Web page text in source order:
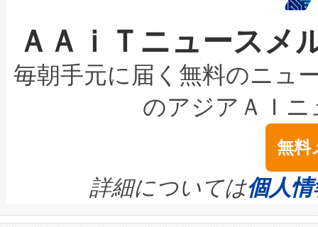
取得できる可能性もあります
設には、3億～4億ドルかか
最高経営責任者（CEO）であ
す。「当社のfully-connected
ームを利用すれば、6,000万
きます。この効率性は、フェ
限を超えて利用可能な電力容
持できるよう貢献します。こ
ービスレベル契約（SLA）違
テリー性能の劣化によるダウ
念は、現在データセンターが
ます。 Voltaiq provides a
quality and reliability for AI
BESS stack to ensure battery
なレーザースポットにより、
な環境下でも豊かなディテー
キロメートル範囲を検出
LiDAR for Inspections,
は1535 nmレーザーを搭載。
イズの小径化を実現すること
す。ノーマルモードでは、
ートル先まで検出でき、これ
ＡＡｉＴニュース
毎朝手元に届く無料のニュ
のアジアＡＩ
無料
詳細については個人